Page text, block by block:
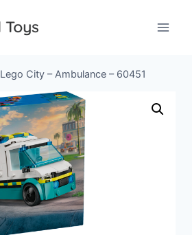
Lego City – Ambulance – 60451